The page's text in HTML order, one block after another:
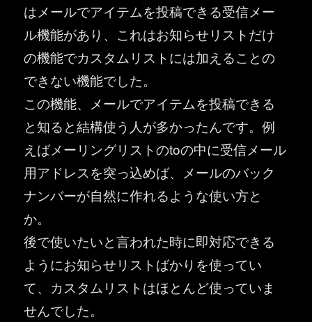
はメールでアイテムを投稿できる受信メー
ル機能があり、これはお知らせリストだけ
の機能でカスタムリストには加えることの
できない機能でした。
この機能、メールでアイテムを投稿できる
と知ると結構使う人が多かったんです。例
えばメーリングリストのtoの中に受信メール
用アドレスを突っ込めば、メールのバック
ナンバーが自然に作れるような使い方と
か。
後で使いたいと言われた時に即対応できる
ようにお知らせリストばかりを使ってい
て、カスタムリストはほとんど使っていま
せんでした。